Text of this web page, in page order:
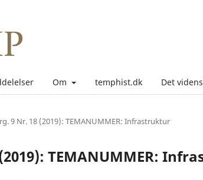
Om temphist.dk Det
9 Nr. 18 (2019): TEMANUMMER: Infrastruktur
TEMANUMMER: